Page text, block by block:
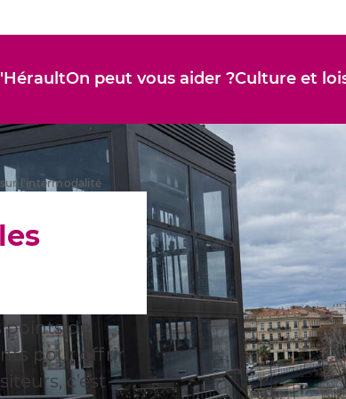
On peut vous aider ?Culture et
l'intermodalité
de
pour offrir
c’est